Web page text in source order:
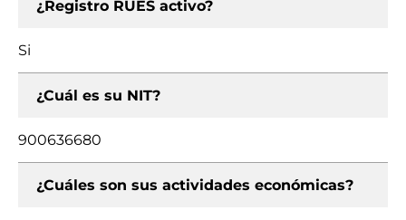
¿Registro RUES activo?
Si
¿Cuál es su NIT?
900636680
¿Cuáles son sus actividades económicas?